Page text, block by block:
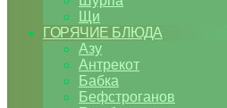
Щи
ГОРЯЧИЕ БЛЮДА
Азу
Антрекот
Бабка
Бефстроганов